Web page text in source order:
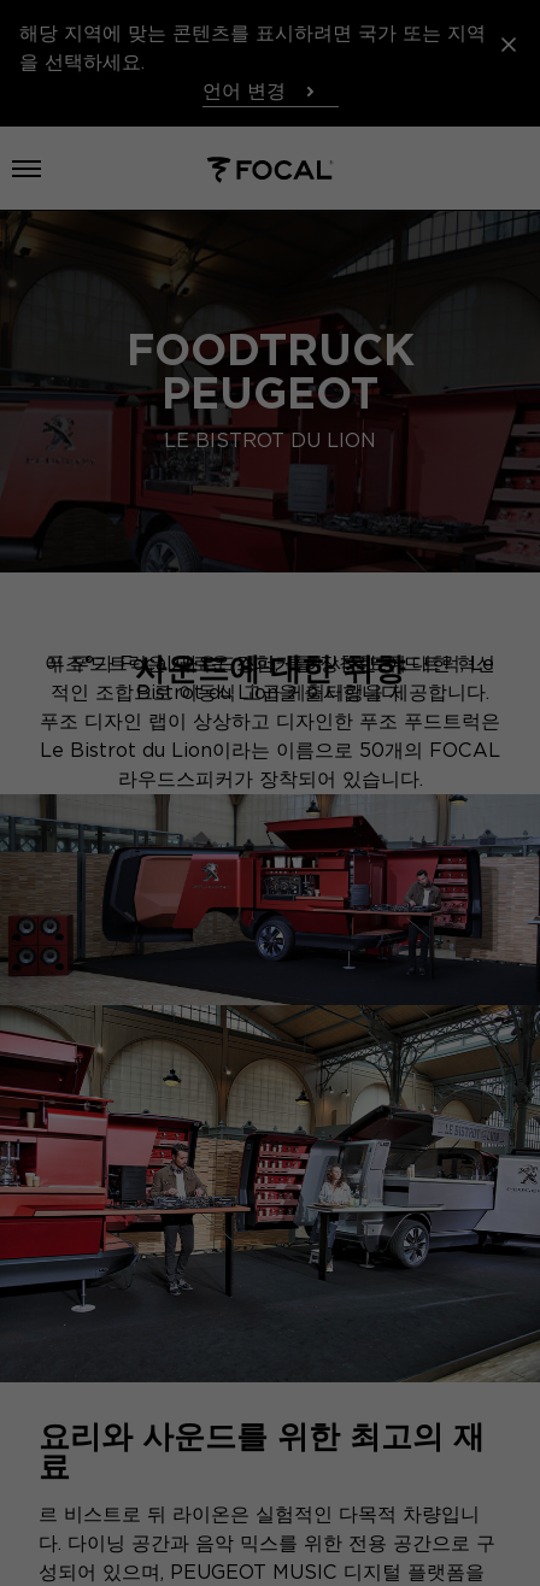
해당 지역에 맞는 콘텐츠를 표시하려면 국가 또는 지역
을 선택하세요.
언어 변경
메뉴 열기
FOODTRUCK
PEUGEOT
LE BISTROT DU LION
푸조®가 Focal 라우드스피커를 장착한 푸드트럭, Le
Bistrot du Lion을 출시합니다.
사운드에 대한 취향
이 푸드트럭은 새로운 경험, 특히 사운드에 대한 혁신
적인 조합으로 이동식 고급 케이터링을 제공합니다.
푸조 디자인 랩이 상상하고 디자인한 푸조 푸드트럭은
Le Bistrot du Lion이라는 이름으로 50개의 FOCAL
라우드스피커가 장착되어 있습니다.
요리와 사운드를 위한 최고의 재
료
르 비스트로 뒤 라이온은 실험적인 다목적 차량입니
다. 다이닝 공간과 음악 믹스를 위한 전용 공간으로 구
성되어 있으며, PEUGEOT MUSIC 디지털 플랫폼을